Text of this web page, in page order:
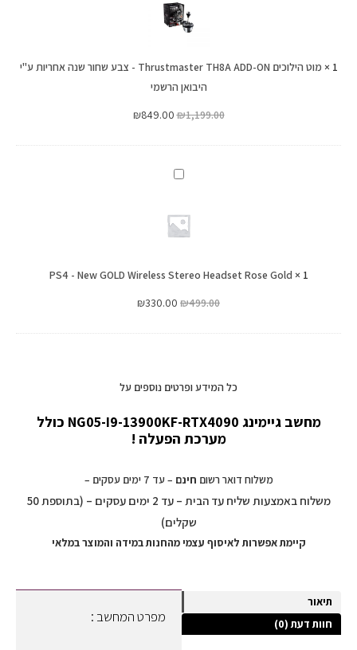
Thrustmaster
TH8A
ON
-
שנה
אחריות
הרשמי
1
×
מוט הילוכים Thrustmaster TH8A ADD-ON - צבע שחור שנה אחריות ע"י
היבואן הרשמי
₪1,199.00
₪849.00
PS4
New
GOLD
Stereo
Gold
1
×
PS4 - New GOLD Wireless Stereo Headset Rose Gold
₪499.00
₪330.00
כל המידע ופרטים נוספים על
מחשב גיימינג NG05-I9-13900KF-RTX4090 כולל
מערכת הפעלה !
משלוח דואר רשום חינם – עד 7 ימים עסקים –
משלוח באמצעות שליח עד הבית – עד 2 ימים עסקים – (בתוספת 50
שקלים)
קיימת אפשרות לאיסוף עצמי מהחנות במידה והמוצר במלאי
תיאור
חוות דעת (0)
מפרט המחשב :